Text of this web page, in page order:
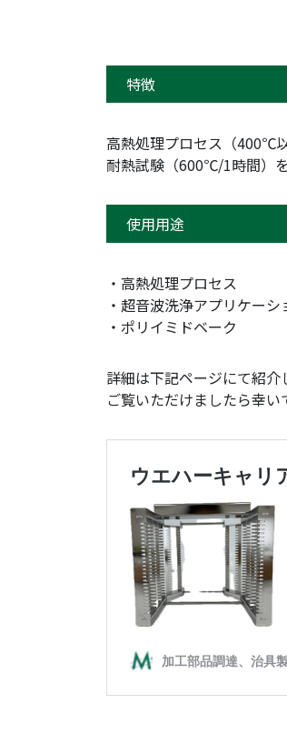
特徴
高熱処理プロセス（400℃
耐熱試験（600℃/1時間）
使用用途
・高熱処理プロセス
・超音波洗浄アプリケーシ
・ポリイミドベーク
詳細は下記ページにて紹介
ご覧いただけましたら幸い